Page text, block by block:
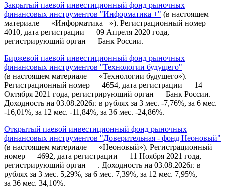
Закрытый паевой инвестиционный фонд рыночных
финансовых инструментов "Информатика +" (в настоящем
материале — «Информатика +»). Регистрационный номер —
4010, дата регистрации — 09 Апреля 2020 года,
регистрирующий орган — Банк России.
Биржевой паевой инвестиционный фонд рыночных
финансовых инструментов "Технологии будущего"
(в настоящем материале — «Технологии будущего»).
Регистрационный номер — 4654, дата регистрации — 14
Октября 2021 года, регистрирующий орган — Банк России.
Доходность на 03.08.2026г. в рублях за 3 мес. -7,76%, за 6 мес.
-16,01%, за 12 мес. -11,84%, за 36 мес. -24,86%.
Открытый паевой инвестиционный фонд рыночных
финансовых инструментов "Доверительная - фонд Неоновый"
(в настоящем материале — «Неоновый»). Регистрационный
номер — 4692, дата регистрации — 11 Ноября 2021 года,
регистрирующий орган — . Доходность на 03.08.2026г. в
рублях за 3 мес. 5,29%, за 6 мес. 7,39%, за 12 мес. 7,95%,
за 36 мес. 34,10%.